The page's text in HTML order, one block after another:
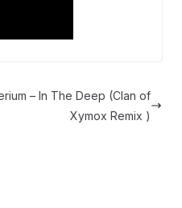
– In The Deep (Clan of
Xymox Remix )